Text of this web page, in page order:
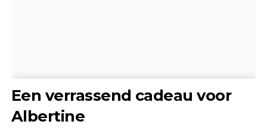
Een verrassend cadeau voor
Albertine